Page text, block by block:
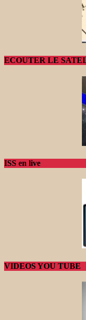
ECOUTER LE
ISS en live
VIDEOS YOU TUBE